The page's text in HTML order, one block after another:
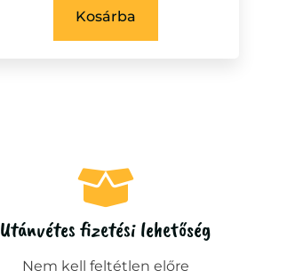
Kosárba
Utánvétes fizetési lehetőség
Nem kell feltétlen előre